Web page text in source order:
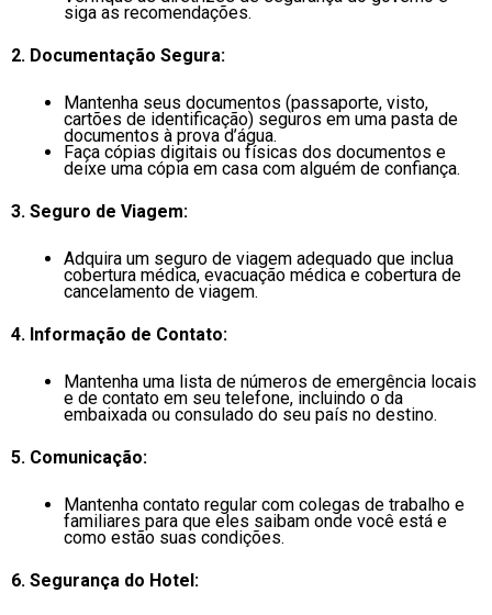
siga as recomendações.
2. Documentação Segura:
Mantenha seus documentos (passaporte, visto,
cartões de identificação) seguros em uma pasta de
documentos à prova d’água.
Faça cópias digitais ou físicas dos documentos e
deixe uma cópia em casa com alguém de confiança.
3. Seguro de Viagem:
Adquira um seguro de viagem adequado que inclua
cobertura médica, evacuação médica e cobertura de
cancelamento de viagem.
4. Informação de Contato:
Mantenha uma lista de números de emergência locais
e de contato em seu telefone, incluindo o da
embaixada ou consulado do seu país no destino.
5. Comunicação:
Mantenha contato regular com colegas de trabalho e
familiares para que eles saibam onde você está e
como estão suas condições.
6. Segurança do Hotel: